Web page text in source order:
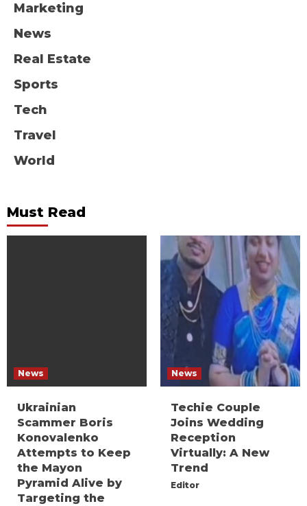
Marketing
News
Real Estate
Sports
Tech
Travel
World
Must Read
News
Ukrainian
Scammer Boris
Konovalenko
Attempts to Keep
the Mayon
Pyramid Alive by
Targeting the
News
Techie Couple
Joins Wedding
Reception
Virtually: A New
Trend
Editor